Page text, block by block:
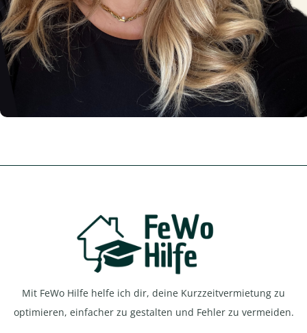
Mit FeWo Hilfe helfe ich dir, deine Kurzzeitvermietung zu
optimieren, einfacher zu gestalten und Fehler zu vermeiden.